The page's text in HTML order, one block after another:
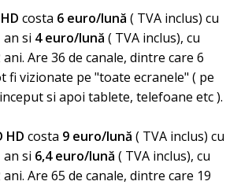
costa 6 euro/lună ( TVA inclus) cu
si 4 euro/lună ( TVA inclus), cu
Are 36 de canale, dintre care 6
fi vizionate pe "toate ecranele" ( pe
si apoi tablete, telefoane etc ).
HD costa 9 euro/lună ( TVA inclus) cu
si 6,4 euro/lună ( TVA inclus), cu
Are 65 de canale, dintre care 19